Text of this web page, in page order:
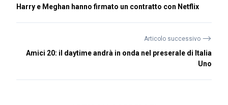
Harry e Meghan hanno firmato un contratto con Netflix
Articolo successivo ⟶
Amici 20: il daytime andrà in onda nel preserale di Italia
Uno